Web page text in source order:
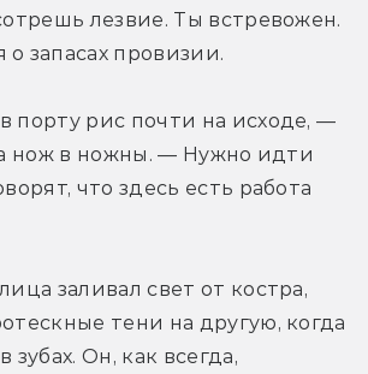
лезвие. Ты встревожен.
запасах провизии.
порту рис почти на исходе, —
нож в ножны. — Нужно идти
что здесь есть работа
заливал свет от костра,
тени на другую, когда
зубах. Он, как всегда,